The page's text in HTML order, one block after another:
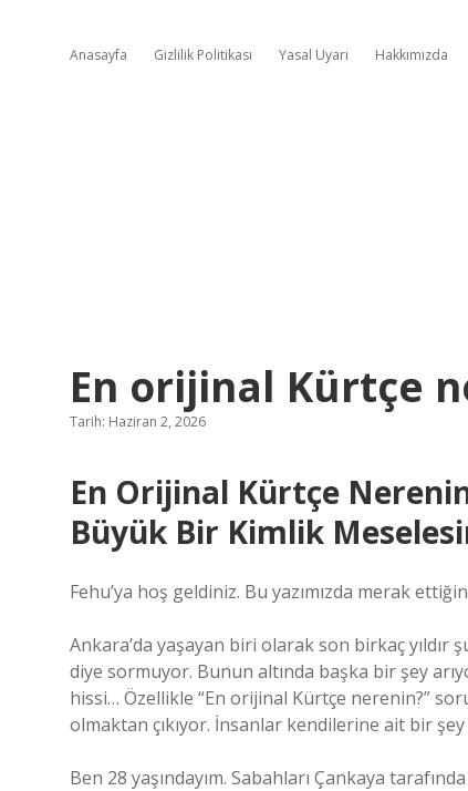
Anasayfa Gizlilik Politikası Yasal Uyarı Hakkımızda
En orijinal Kürtçe
Tarih: Haziran 2, 2026
En Orijinal Kürtçe
Büyük Bir Kimlik
Fehu’ya hoş geldiniz. Bu yazımızda merak
Ankara’da yaşayan biri olarak son birkaç yıldır
diye sormuyor. Bunun altında başka bir şey
hissi… Özellikle “En orijinal Kürtçe nerenin?”
olmaktan çıkıyor. İnsanlar kendilerine ait bir şey
Ben 28 yaşındayım. Sabahları Çankaya